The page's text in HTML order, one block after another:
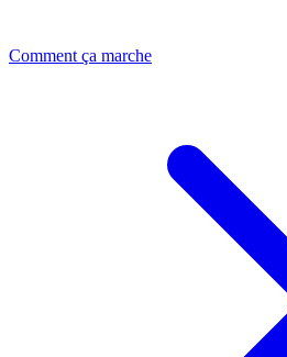
Comment ça marche